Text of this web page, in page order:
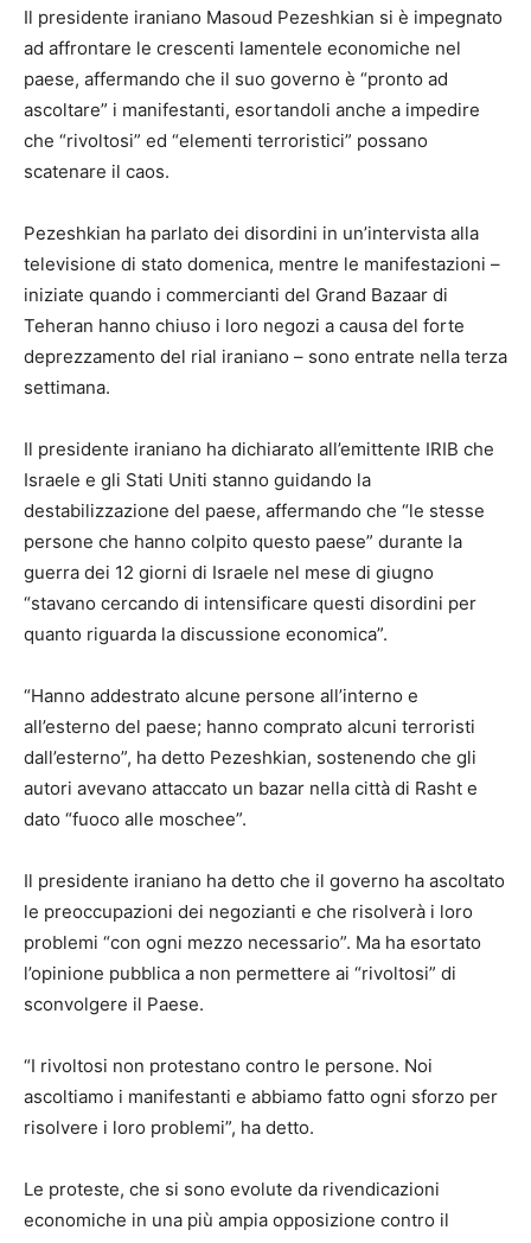
Il presidente iraniano Masoud Pezeshkian si è impegnato
ad affrontare le crescenti lamentele economiche nel
paese, affermando che il suo governo è “pronto ad
ascoltare” i manifestanti, esortandoli anche a impedire
che “rivoltosi” ed “elementi terroristici” possano
scatenare il caos.
Pezeshkian ha parlato dei disordini in un’intervista alla
televisione di stato domenica, mentre le manifestazioni –
iniziate quando i commercianti del Grand Bazaar di
Teheran hanno chiuso i loro negozi a causa del forte
deprezzamento del rial iraniano – sono entrate nella terza
settimana.
Il presidente iraniano ha dichiarato all’emittente IRIB che
Israele e gli Stati Uniti stanno guidando la
destabilizzazione del paese, affermando che “le stesse
persone che hanno colpito questo paese” durante la
guerra dei 12 giorni di Israele nel mese di giugno
“stavano cercando di intensificare questi disordini per
quanto riguarda la discussione economica”.
“Hanno addestrato alcune persone all’interno e
all’esterno del paese; hanno comprato alcuni terroristi
dall’esterno”, ha detto Pezeshkian, sostenendo che gli
autori avevano attaccato un bazar nella città di Rasht e
dato “fuoco alle moschee”.
Il presidente iraniano ha detto che il governo ha ascoltato
le preoccupazioni dei negozianti e che risolverà i loro
problemi “con ogni mezzo necessario”. Ma ha esortato
l’opinione pubblica a non permettere ai “rivoltosi” di
sconvolgere il Paese.
“I rivoltosi non protestano contro le persone. Noi
ascoltiamo i manifestanti e abbiamo fatto ogni sforzo per
risolvere i loro problemi”, ha detto.
Le proteste, che si sono evolute da rivendicazioni
economiche in una più ampia opposizione contro il